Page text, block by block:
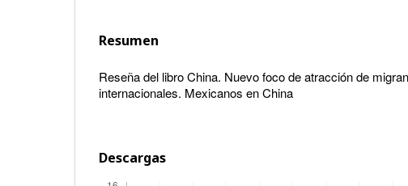
Resumen
Reseña del libro China. Nuevo foco de atracción de
internacionales. Mexicanos en China
Descargas